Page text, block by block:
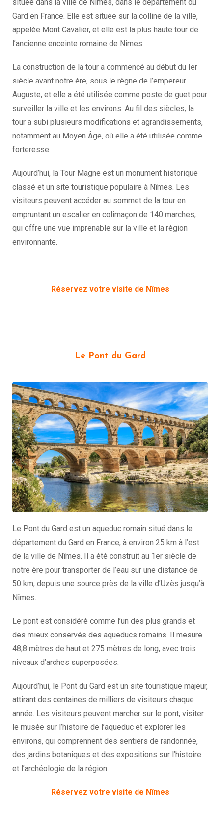
située dans la ville de Nîmes, dans le département du
Gard en France. Elle est située sur la colline de la ville,
appelée Mont Cavalier, et elle est la plus haute tour de
l’ancienne enceinte romaine de Nîmes.
La construction de la tour a commencé au début du Ier
siècle avant notre ère, sous le règne de l’empereur
Auguste, et elle a été utilisée comme poste de guet pour
surveiller la ville et les environs. Au fil des siècles, la
tour a subi plusieurs modifications et agrandissements,
notamment au Moyen Âge, où elle a été utilisée comme
forteresse.
Aujourd’hui, la Tour Magne est un monument historique
classé et un site touristique populaire à Nîmes. Les
visiteurs peuvent accéder au sommet de la tour en
empruntant un escalier en colimaçon de 140 marches,
qui offre une vue imprenable sur la ville et la région
environnante.
Réservez votre visite de Nîmes
Le Pont du Gard
Le Pont du Gard est un aqueduc romain situé dans le
département du Gard en France, à environ 25 km à l’est
de la ville de Nîmes. Il a été construit au 1er siècle de
notre ère pour transporter de l’eau sur une distance de
50 km, depuis une source près de la ville d’Uzès jusqu’à
Nîmes.
Le pont est considéré comme l’un des plus grands et
des mieux conservés des aqueducs romains. Il mesure
48,8 mètres de haut et 275 mètres de long, avec trois
niveaux d’arches superposées.
Aujourd’hui, le Pont du Gard est un site touristique majeur,
attirant des centaines de milliers de visiteurs chaque
année. Les visiteurs peuvent marcher sur le pont, visiter
le musée sur l’histoire de l’aqueduc et explorer les
environs, qui comprennent des sentiers de randonnée,
des jardins botaniques et des expositions sur l’histoire
et l’archéologie de la région.
Réservez votre visite de Nîmes